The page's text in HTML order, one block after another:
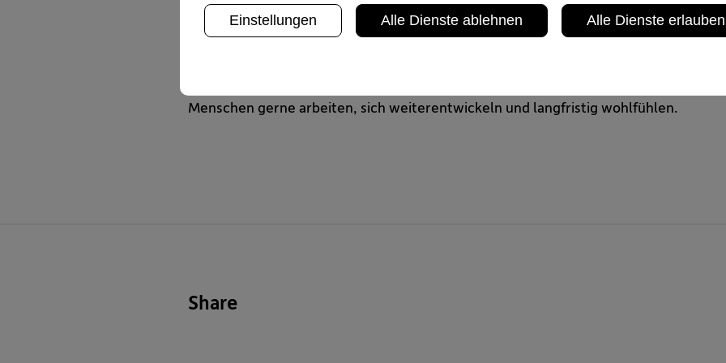
Unternehmenskultur entsteht nicht von selbst – sie wächst durch Vertrauen,
Menschen gerne arbeiten, sich weiterentwickeln und langfristig wohlfühlen.
Share
Einstellungen Alle Dienste ablehnen Alle Dienste erlauben